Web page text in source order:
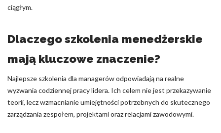
ciągłym.
Dlaczego szkolenia menedżerskie
mają kluczowe znaczenie?
Najlepsze szkolenia dla managerów odpowiadają na realne
wyzwania codziennej pracy lidera. Ich celem nie jest przekazywanie
teorii, lecz wzmacnianie umiejętności potrzebnych do skutecznego
zarządzania zespołem, projektami oraz relacjami zawodowymi.